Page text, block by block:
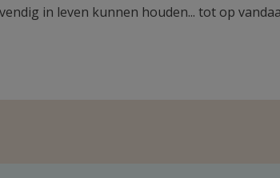
in leven kunnen houden... tot op